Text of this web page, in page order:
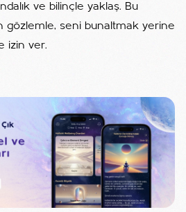
ve bilinçle yaklaş. Bu
gözlemle, seni bunaltmak yerine
izin ver.